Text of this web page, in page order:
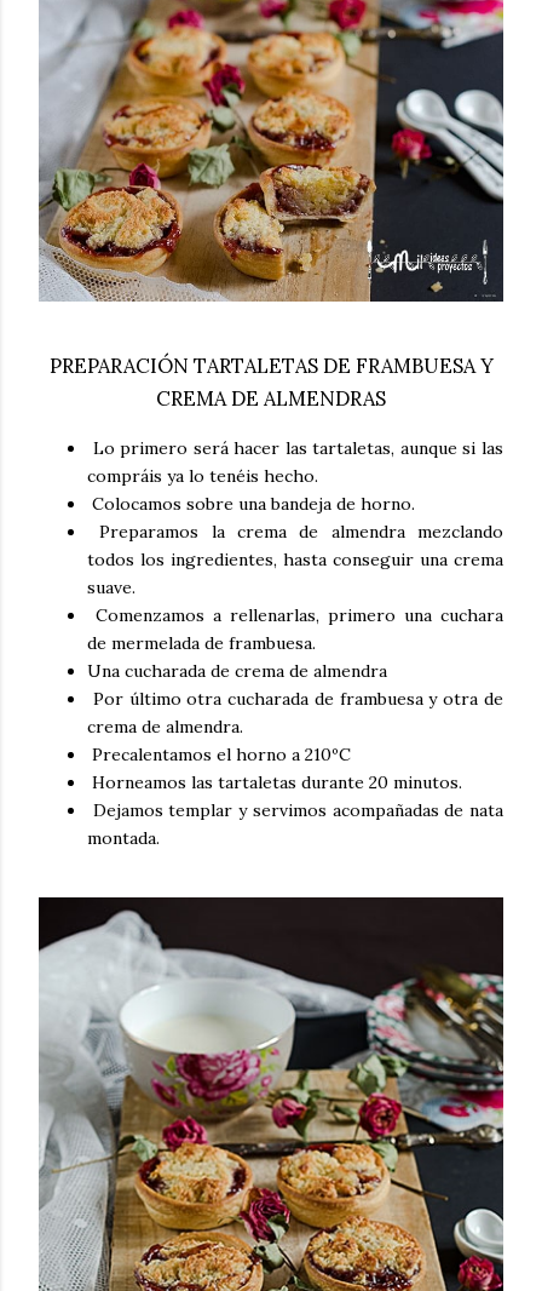
PREPARACIÓN TARTALETAS DE FRAMBUESA Y
CREMA DE ALMENDRAS
Lo primero será hacer las tartaletas, aunque si las
compráis ya lo tenéis hecho.
Colocamos sobre una bandeja de horno.
Preparamos la crema de almendra mezclando
todos los ingredientes, hasta conseguir una crema
suave.
Comenzamos a rellenarlas, primero una cuchara
de mermelada de frambuesa.
Una cucharada de crema de almendra
Por último otra cucharada de frambuesa y otra de
crema de almendra.
Precalentamos el horno a 210ºC
Horneamos las tartaletas durante 20 minutos.
Dejamos templar y servimos acompañadas de nata
montada.